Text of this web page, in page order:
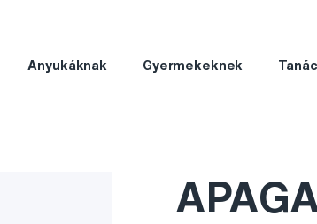
Anyukáknak Gyermekeknek